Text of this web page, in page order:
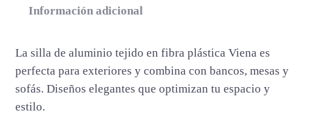
d
Información adicional
La silla de aluminio tejido en fibra plástica Viena es
perfecta para exteriores y combina con bancos, mesas y
sofás. Diseños elegantes que optimizan tu espacio y
estilo.